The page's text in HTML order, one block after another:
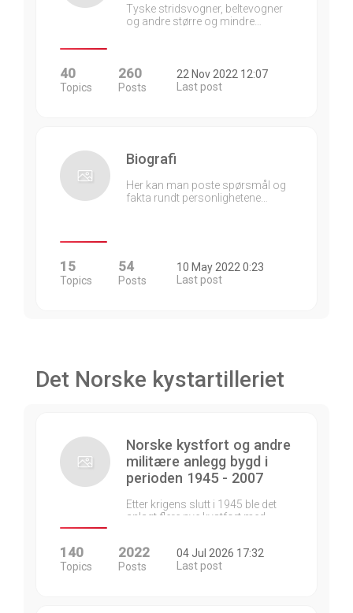
Tyske stridsvogner, beltevogner
og andre større og mindre…
40
Topics
260
Posts
22 Nov 2022 12:07
Last post
Biografi
Her kan man poste spørsmål og
fakta rundt personlighetene…
15
Topics
54
Posts
10 May 2022 0:23
Last post
Det Norske kystartilleriet
Norske kystfort og andre
militære anlegg bygd i
perioden 1945 - 2007
Etter krigens slutt i 1945 ble det
anlagt flere nye kystfort med…
140
Topics
2022
Posts
04 Jul 2026 17:32
Last post